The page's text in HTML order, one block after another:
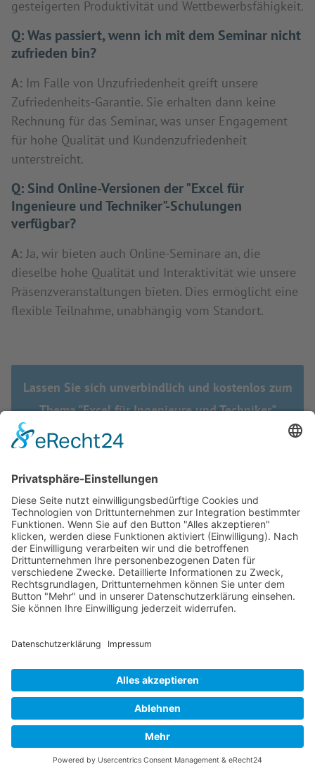
gesteigerten Produktivität und Wettbewerbsfähigkeit.
Q:Was passiert, wenn ich mit dem Seminar nicht
zufrieden bin?
A: Im Falle von Unzufriedenheit greift unsere
Zufriedenheits-Garantie. Sie erhalten dann keine
Rechnung für das Seminar, was unser Engagement
für hohe Qualität und Kundenzufriedenheit
unterstreicht.
Q: Sind Online-Versionen der "Excel für
Ingenieure und Techniker"-Schulungen
verfügbar?
A: Ja, wir bieten auch Online-Seminare an, die
dieselbe hohe Qualität und Interaktivität wie unsere
Präsenzveranstaltungen bieten. Dies ermöglicht eine
flexible Teilnahme, unabhängig vom Standort.
Lassen Sie sich unverbindlich und kostenlos zum
Thema "Excel für Ingenieure und Techniker"
UNSER ANGEBOT FÜR IHRE FIRMENINTERNE
BERATUNG, COACHING, WORKSHOP, TRAINING UND
WEITERBILDUNG
Lösungenfür Ihren Bedarf
an Coaching, Workshop,
Training, Schulung und
Weiterbildung
Profitieren Sie von unsererlangjährigen Expertise
der beruflichen Weiterbildung,modernen